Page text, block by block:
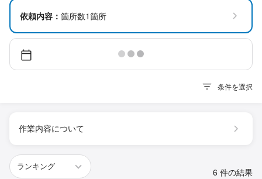
依頼内容： 箇所数1箇所
条件を選択
作業内容について
6 件の結果